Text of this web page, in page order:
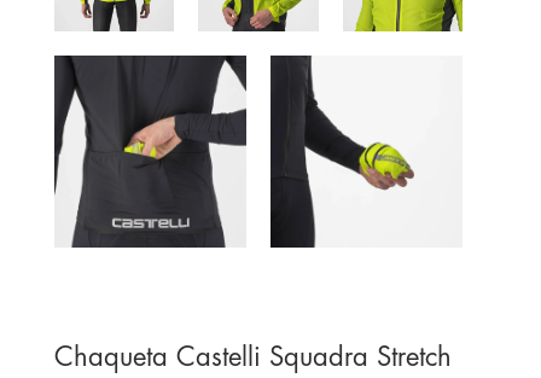
Chaqueta Castelli Squadra Stretch